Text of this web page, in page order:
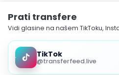
Prati transfere
Vidi glasine na našem TikToku,
TikTok
@transferfeed.live